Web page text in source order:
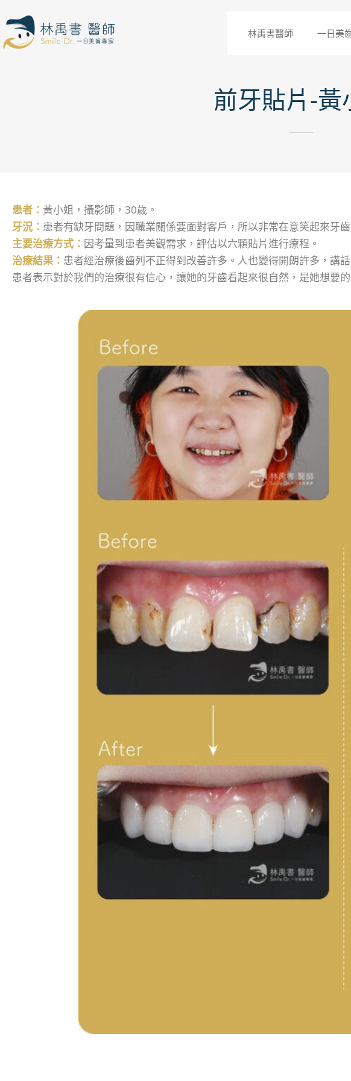
林禹書醫師 一日美
前牙貼片-黃
患者： 黃小姐，攝影師，30歲。
牙況： 患者有缺牙問題，因職業關係要面對客戶，所以非常在意笑起來牙
主要治療方式： 因考量到患者美觀需求，評估以六顆貼片進行療程。
治療結果： 患者經治療後齒列不正得到改善許多。人也變得開朗許多，講
患者表示對於我們的治療很有信心，讓她的牙齒看起來很自然，是她想要的